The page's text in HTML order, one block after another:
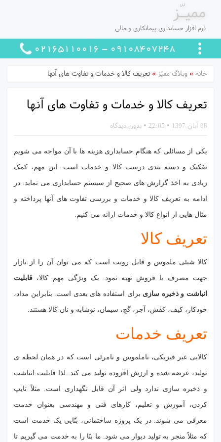
ممیـّز
نرم افزار حسابداری پیمانکاری و مالی
خانه » وبلاگ ممیّز » تعریف کالا و خدمات و تفاوت های آنها
تعریف کالا و خدمات و تفاوت های آنها
08 آبان 1397 •
22:05
•بدون دیدگاه
یکی از مسائلی که هنگام حسابداری هزینه ها با آن مواجه می شویم
تفکیک و دسته بندی درست کالا و خدمات است. این مهم، کمک
زیادی به اخذ گزارش های صحیح از سیستم حسابداری می نماید. در
ادامه به تعریف کالا و خدمات و بررسی تفاوت های آنها پرداخته و
مثال هایی از انواع کالا و خدمات ارائه می کنیم.
تعریف کالا
کالا شیئی ملموس و قابل رویت است که می توان آن را از بازار
جهت مصرف یا فروش تهیه نمود. یک ویژگی مهم کالا، قابلیت
انباشت و ذخیره سازی برای استفاده های بعدی است. بنابراین مداد،
خودکار، کیف، کفش، آجر، گچ، سیمان، نوشابه و نان کالا هستند.
تعریف خدمات
کالایی غیر فیزیکی، ناملموس و نامرئی است که در همان لحظه ی
تولید، عرضه شده و ارزش افزوده تولید می کند. لذا قابلیت انباشت
و ذخیره سازی ندارد ولی اثر آن قابل نگهداری است. مثلاً تایپ
کردن، آموزش و تعلیم، کارهای فنی و مهندسی بعنوان خدمت
معرفی می شوند. در یک پروژه ساختمانی، بنّایی یک خدمت است
که مثلاً منجر به تولید دیوار می شود. ما بنّا را به خدمت می گیریم تا